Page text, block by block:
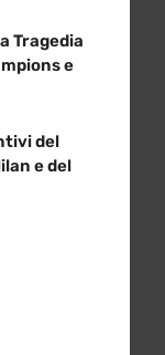
Tragedia
e
del
e del